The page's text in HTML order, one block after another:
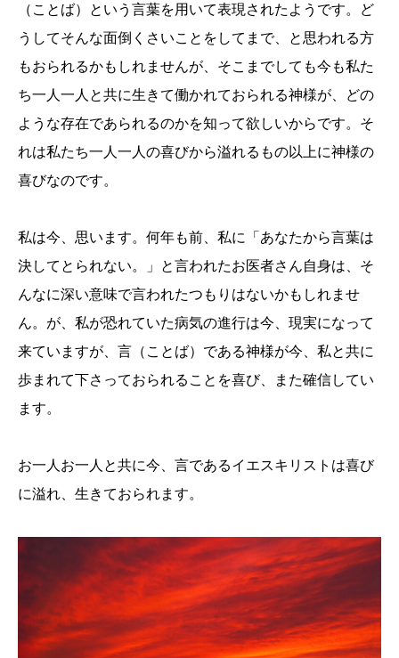
（ことば）という言葉を用いて表現されたようです。ど
うしてそんな面倒くさいことをしてまで、と思われる方
もおられるかもしれませんが、そこまでしても今も私た
ち一人一人と共に生きて働かれておられる神様が、どの
ような存在であられるのかを知って欲しいからです。そ
れは私たち一人一人の喜びから溢れるもの以上に神様の
喜びなのです。
私は今、思います。何年も前、私に「あなたから言葉は
決してとられない。」と言われたお医者さん自身は、そ
んなに深い意味で言われたつもりはないかもしれませ
ん。が、私が恐れていた病気の進行は今、現実になって
来ていますが、言（ことば）である神様が今、私と共に
歩まれて下さっておられることを喜び、また確信してい
ます。
お一人お一人と共に今、言であるイエスキリストは喜び
に溢れ、生きておられます。